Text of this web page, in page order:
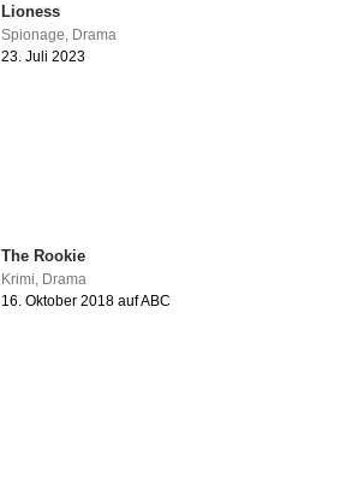
Lioness
Spionage Drama
23. Juli 2023
The Rookie
Krimi, Drama
16. Oktober 2018 auf ABC